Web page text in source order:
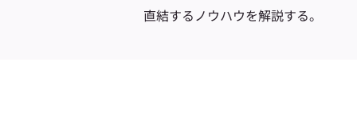
直結するノウハウを解説する。